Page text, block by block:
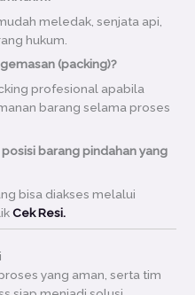
meledak, senjata api,
hukum.
(packing)?
profesional apabila
barang selama proses
barang pindahan yang
bisa diakses melalui
Cek Resi.
yang aman, serta tim